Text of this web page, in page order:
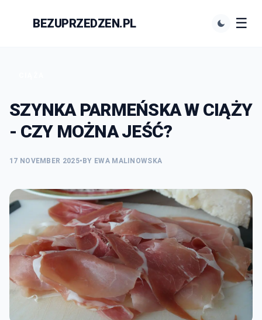
BEZUPRZEDZEN.PL ☰
SZYNKA PARMEŃSKA W CIĄŻY
- CZY MOŻNA JEŚĆ?
17 NOVEMBER 2025• BY EWA MALINOWSKA